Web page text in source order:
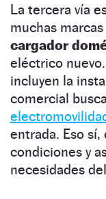
La tercera vía
muchas
cargador
eléctrico
incluyen la
comercial
entrada. Eso
condiciones y
necesidades